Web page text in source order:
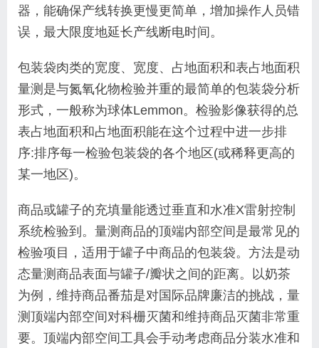
器，能确保产线转换更慢更简单，增加操作人员错
误，最大限度地延长产线断电时间。
包装袋肉类的宽度、宽度、占地面积和表占地面积
量测是与氮氧化物检验并重的最简单的包装袋分析
形式，一般称为球体Lemmon。检验影像获得的总
表占地面积和占地面积能在这个过程中进一步排
序:排序每一检验包装袋的各个地区(或稀释更高的
某一地区)。
商品或罐子的充填量能透过垂直和水准X雷射控制
系统检验到。量测商品的顶端内部空间是最常见的
检验项目，适用于罐子中商品的包装袋。方法是动
态量测商品表面与罐子/瓣状之间的距离。以奶茶
为例，维持商品番茄是对国际品牌廉洁的挑战，量
测顶端内部空间对科栅灭菌和维持商品灭菌非常重
要。顶端内部空间工具会手动考虑商品分装水准和